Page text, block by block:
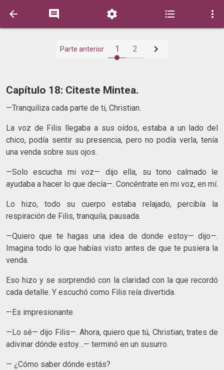
    
Parte anterior 1 2 
Capítulo 18: Citeste Mintea.
—Tranquiliza cada parte de ti, Christian.
La voz de Filis llegaba a sus oídos, estaba a un lado del
chico, podía sentir su presencia, pero no podía verla, tenía
una venda sobre sus ojos.
—Solo escucha mi voz— dijo ella, su tono calmado le
ayudaba a hacer lo que decía—. Concéntrate en mi voz, en mí.
Lo hizo, todo su cuerpo estaba relajado, percibía la
respiración de Filis, tranquila, pausada.
—Quiero que te hagas una idea de donde estoy— dijo—.
Imagina todo lo que habías visto antes de que te pusiera la
venda.
Eso hizo y se sorprendió con la claridad con la que recordó
cada detalle. Y escuchó como Filis reía divertida.
—Es impresionante.
—Lo sé— dijo Filis—. Ahora, quiero que tú, Christian, trates de
adivinar dónde estoy…— terminó en un susurro.
— ¿Cómo saber dónde estás?